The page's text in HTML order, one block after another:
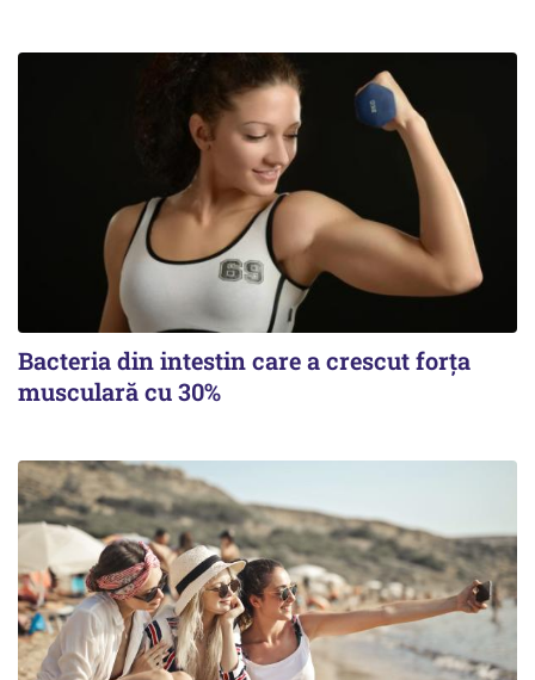
Bacteria din intestin care a crescut forța
musculară cu 30%